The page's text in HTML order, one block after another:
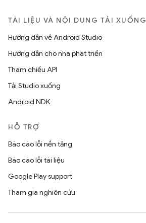
TÀI LIỆU VÀ NỘI DUNG TẢI XUỐNG
Hướng dẫn về Android Studio
Hướng dẫn cho nhà phát triển
Tham chiếu API
Tải Studio xuống
Android NDK
HỖ TRỢ
Báo cáo lỗi nền tảng
Báo cáo lỗi tài liệu
Google Play support
Tham gia nghiên cứu